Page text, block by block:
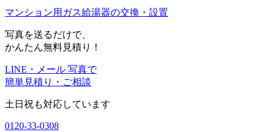
マンション用ガス給湯器の交換・設置
写真を送るだけで、
かんたん無料見積り！
LINE・メール 写真で
簡単見積り・ご相談
土日祝も対応しています
0120-33-0308